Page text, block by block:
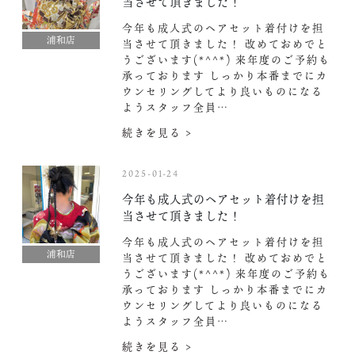
浦和店
今年も成人式のヘアセット着付けを担
当させて頂きました！ 改めておめでと
うございます(*^^*) 来年度のご予約も
承っております︎ しっかり本番までにカ
ウンセリングしてより良いものになる
ようスタッフ全員…
続きを見る >
浦和店
2025-01-24
今年も成人式のヘアセット着付けを担
当させて頂きました！
今年も成人式のヘアセット着付けを担
当させて頂きました！ 改めておめでと
うございます(*^^*) 来年度のご予約も
承っております︎ しっかり本番までにカ
ウンセリングしてより良いものになる
ようスタッフ全員…
続きを見る >